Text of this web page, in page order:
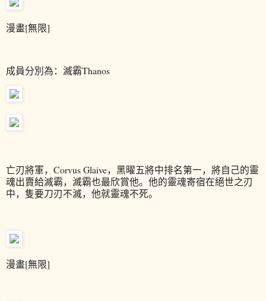
漫畫[無限]
成員分別為：滅霸Thanos
亡刃將軍，Corvus Glaive，黑曜五將中排名第一，將自己的靈
魂出賣給滅霸，滅霸也最欣賞他。他的靈魂寄宿在絕世之刃
中，隻要刀刃不滅，他就靈魂不死。
漫畫[無限]